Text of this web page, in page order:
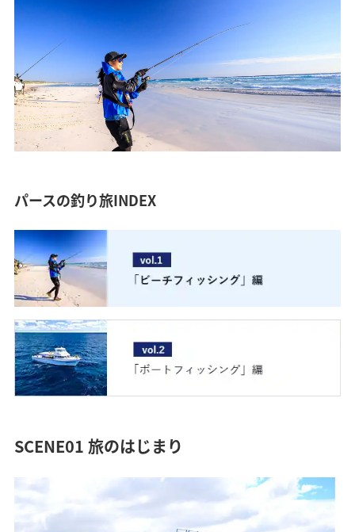
パースの釣り旅INDEX
SCENE01 旅のはじまり